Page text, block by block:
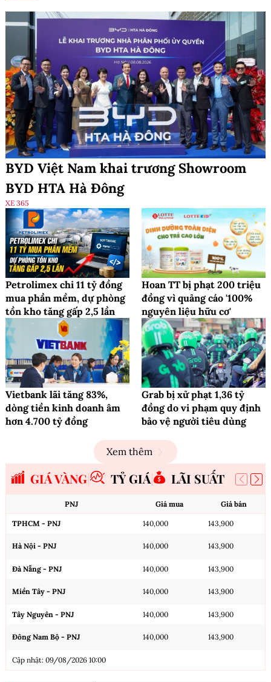
BYD Việt Nam khai trương Showroom
BYD HTA Hà Đông
XE 365
Petrolimex chi 11 tỷ đồng
mua phần mềm, dự phòng
tồn kho tăng gấp 2,5 lần
Hoan TT bị phạt 200 triệu
đồng vì quảng cáo '100%
nguyên liệu hữu cơ'
Vietbank lãi tăng 83%,
dòng tiền kinh doanh âm
hơn 4.700 tỷ đồng
Grab bị xử phạt 1,36 tỷ
đồng do vi phạm quy định
bảo vệ người tiêu dùng
Xem thêm
GIÁ VÀNG TỶ GIÁ LÃI SUẤT
PNJ Giá mua Giá bán
TPHCM - PNJ 140,000 143,900
Hà Nội - PNJ 140,000 143,900
Đà Nẵng - PNJ 140,000 143,900
Miền Tây - PNJ 140,000 143,900
Tây Nguyên - PNJ 140,000 143,900
Đông Nam Bộ - PNJ 140,000 143,900
Cập nhật: 09/08/2026 10:00